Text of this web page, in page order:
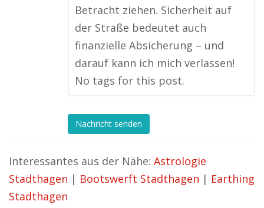
Betracht ziehen. Sicherheit auf
der Straße bedeutet auch
finanzielle Absicherung – und
darauf kann ich mich verlassen!
No tags for this post.
Nachricht senden
Interessantes aus der Nähe: Astrologie
Stadthagen | Bootswerft Stadthagen | Earthing
Stadthagen